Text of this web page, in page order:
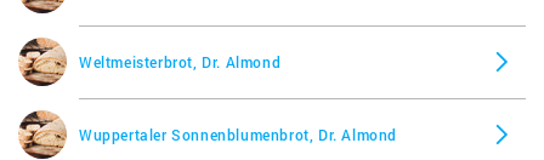
Weltmeisterbrot, Dr. Almond
Wuppertaler Sonnenblumenbrot, Dr. Almond